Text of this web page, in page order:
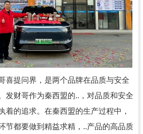
喜提问界，是两个品牌在品质与安全
发财哥作为秦西盟的..，对品质和安全
着的追求。在秦西盟的生产过程中，
节都要做到精益求精，..产品的高品质